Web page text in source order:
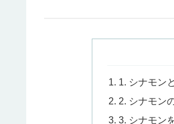
1. シナモン
2. シナモン
3. シナモン